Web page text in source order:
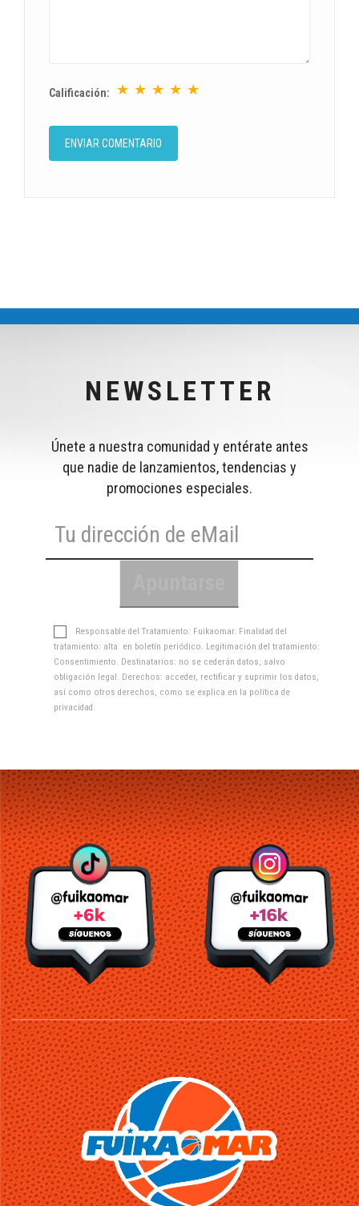
Calificación: ★ ★ ★ ★ ★
NEWSLETTER
Únete a nuestra comunidad y entérate antes
que nadie de lanzamientos, tendencias y
promociones especiales.
Responsable del Tratamiento: Fuikaomar. Finalidad del
tratamiento: alta en boletín periódico. Legitimación del tratamiento:
Consentimiento. Destinatarios: no se cederán datos, salvo
obligación legal. Derechos: acceder, rectificar y suprimir los datos,
así como otros derechos, como se explica en la política de
privacidad.